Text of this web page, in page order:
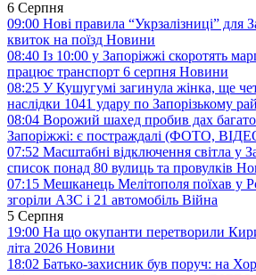
6 Серпня
09:00 Нові правила “Укрзалізниці” для
квиток на поїзд Новини
08:40 Із 10:00 у Запоріжжі скоротять
працює транспорт 6 серпня Новини
08:25 У Кушугумі загинула жінка, ще
наслідки 1041 удару по Запорізькому
08:04 Ворожий шахед пробив дах
Запоріжжі: є постраждалі (ФОТО,
07:52 Масштабні відключення світла у
список понад 80 вулиць та провулків
07:15 Мешканець Мелітополя поїхав у
згоріли АЗС і 21 автомобіль Війна
5 Серпня
19:00 На що окупанти перетворили
літа 2026 Новини
18:02 Батько-захисник був поруч: на